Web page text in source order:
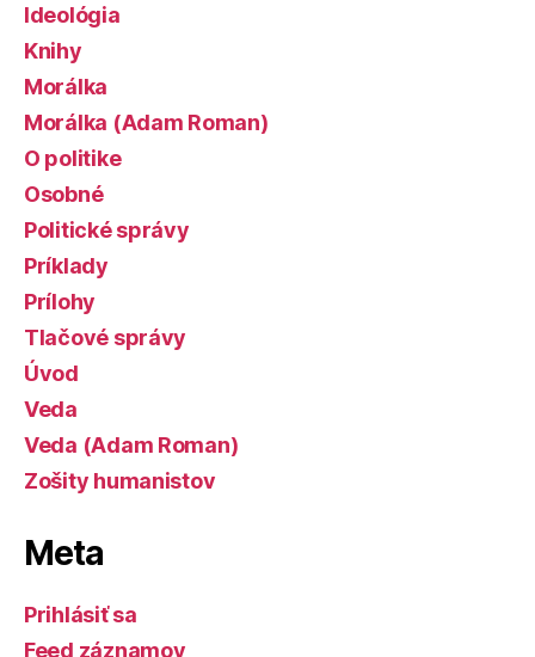
Ideológia
Knihy
Morálka
Morálka (Adam Roman)
O politike
Osobné
Politické správy
Príklady
Prílohy
Tlačové správy
Úvod
Veda
Veda (Adam Roman)
Zošity humanistov
Meta
Prihlásiť sa
Feed záznamov